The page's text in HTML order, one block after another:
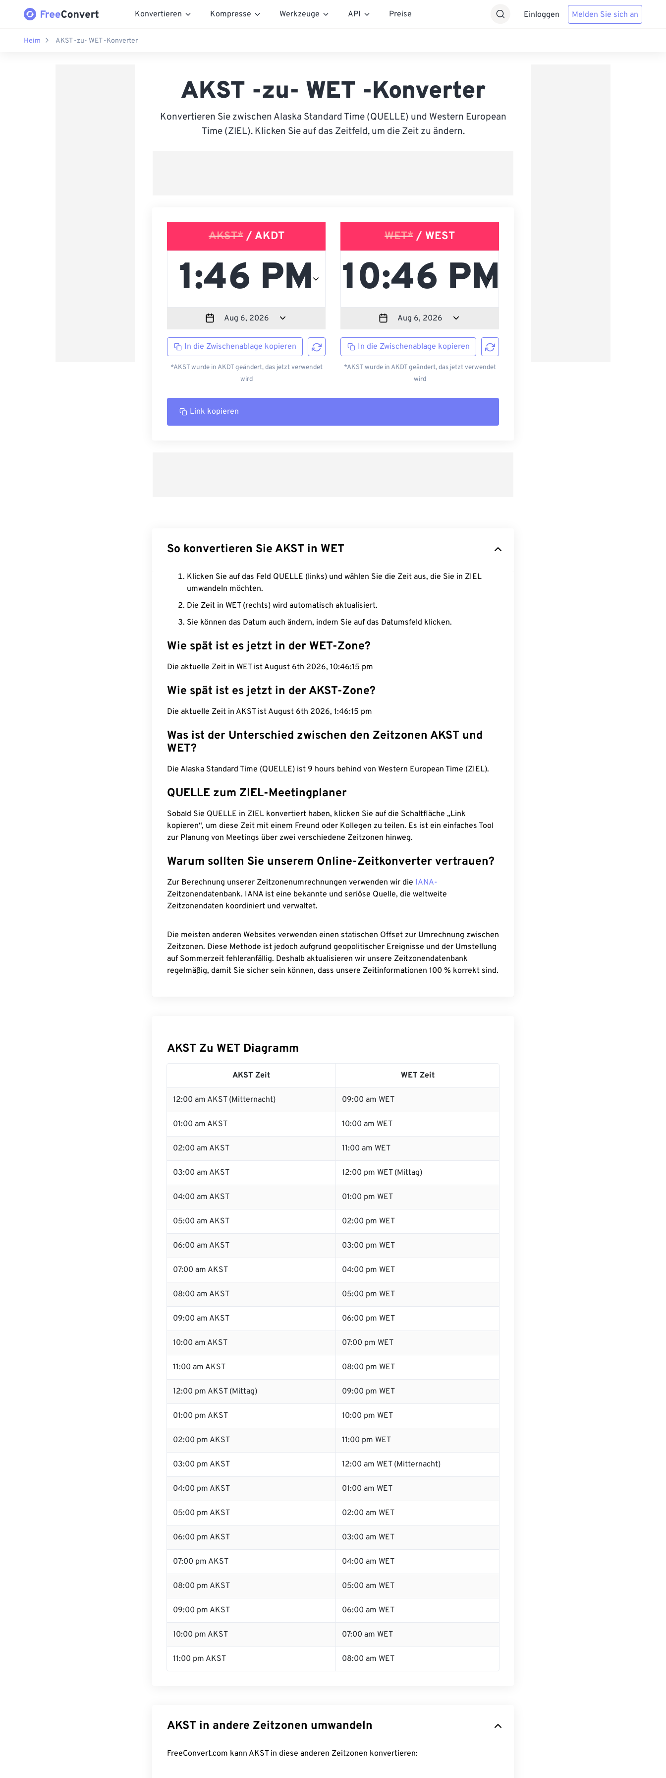
Konvertieren Kompresse Werkzeuge API Preise Einloggen Melden Sie sich an
Heim AKST -zu- WET -Konverter
AKST -zu- WET -Konverter
Konvertieren Sie zwischen Alaska Standard Time (QUELLE) und Western European
Time (ZIEL). Klicken Sie auf das Zeitfeld, um die Zeit zu ändern.
AKST*/ AKDT
In die Zwischenablage kopieren
*AKST wurde in AKDT geändert, das jetzt verwendet
wird
WET* / WEST
In die Zwischenablage kopieren
*AKST wurde in AKDT geändert, das jetzt verwendet
wird
Link kopieren
So konvertieren Sie AKST in WET
Klicken Sie auf das Feld QUELLE (links) und wählen Sie die Zeit aus, die Sie in ZIEL
umwandeln möchten.
Die Zeit in WET (rechts) wird automatisch aktualisiert.
Sie können das Datum auch ändern, indem Sie auf das Datumsfeld klicken.
Wie spät ist es jetzt in der WET-Zone?
Die aktuelle Zeit in WET ist August 6th 2026, 10:46:16 pm
Wie spät ist es jetzt in der AKST-Zone?
Die aktuelle Zeit in AKST ist August 6th 2026, 1:46:16 pm
Was ist der Unterschied zwischen den Zeitzonen AKST und
WET?
Die Alaska Standard Time (QUELLE) ist 9 hours behind von Western European Time (ZIEL).
QUELLE zum ZIEL-Meetingplaner
Sobald Sie QUELLE in ZIEL konvertiert haben, klicken Sie auf die Schaltfläche „Link
kopieren“, um diese Zeit mit einem Freund oder Kollegen zu teilen. Es ist ein einfaches Tool
zur Planung von Meetings über zwei verschiedene Zeitzonen hinweg.
Warum sollten Sie unserem Online-Zeitkonverter vertrauen?
Zur Berechnung unserer Zeitzonenumrechnungen verwenden wir die IANA-
Zeitzonendatenbank. IANA ist eine bekannte und seriöse Quelle, die weltweite
Zeitzonendaten koordiniert und verwaltet.
Die meisten anderen Websites verwenden einen statischen Offset zur Umrechnung zwischen
Zeitzonen. Diese Methode ist jedoch aufgrund geopolitischer Ereignisse und der Umstellung
auf Sommerzeit fehleranfällig. Deshalb aktualisieren wir unsere Zeitzonendatenbank
regelmäßig, damit Sie sicher sein können, dass unsere Zeitinformationen 100 % korrekt sind.
AKST Zu WET Diagramm
AKST Zeit WET Zeit
12:00 am AKST (Mitternacht) 09:00 am WET
01:00 am AKST 10:00 am WET
02:00 am AKST 11:00 am WET
03:00 am AKST 12:00 pm WET (Mittag)
04:00 am AKST 01:00 pm WET
05:00 am AKST 02:00 pm WET
06:00 am AKST 03:00 pm WET
07:00 am AKST 04:00 pm WET
08:00 am AKST 05:00 pm WET
09:00 am AKST 06:00 pm WET
10:00 am AKST 07:00 pm WET
11:00 am AKST 08:00 pm WET
12:00 pm AKST (Mittag) 09:00 pm WET
01:00 pm AKST 10:00 pm WET
02:00 pm AKST 11:00 pm WET
03:00 pm AKST 12:00 am WET (Mitternacht)
04:00 pm AKST 01:00 am WET
05:00 pm AKST 02:00 am WET
06:00 pm AKST 03:00 am WET
07:00 pm AKST 04:00 am WET
08:00 pm AKST 05:00 am WET
09:00 pm AKST 06:00 am WET
10:00 pm AKST 07:00 am WET
11:00 pm AKST 08:00 am WET
AKST in andere Zeitzonen umwandeln
FreeConvert.com kann AKST in diese anderen Zeitzonen konvertieren: